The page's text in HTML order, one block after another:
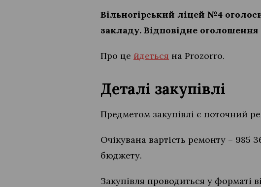
Вільногірський ліцей №4
закладу. Відповідне
Про це йдеться на Prozorro.
Деталі закупівлі
Предметом закупівлі є поточний
Очікувана вартість ремонту – 985
бюджету.
Закупівля проводиться у форматі